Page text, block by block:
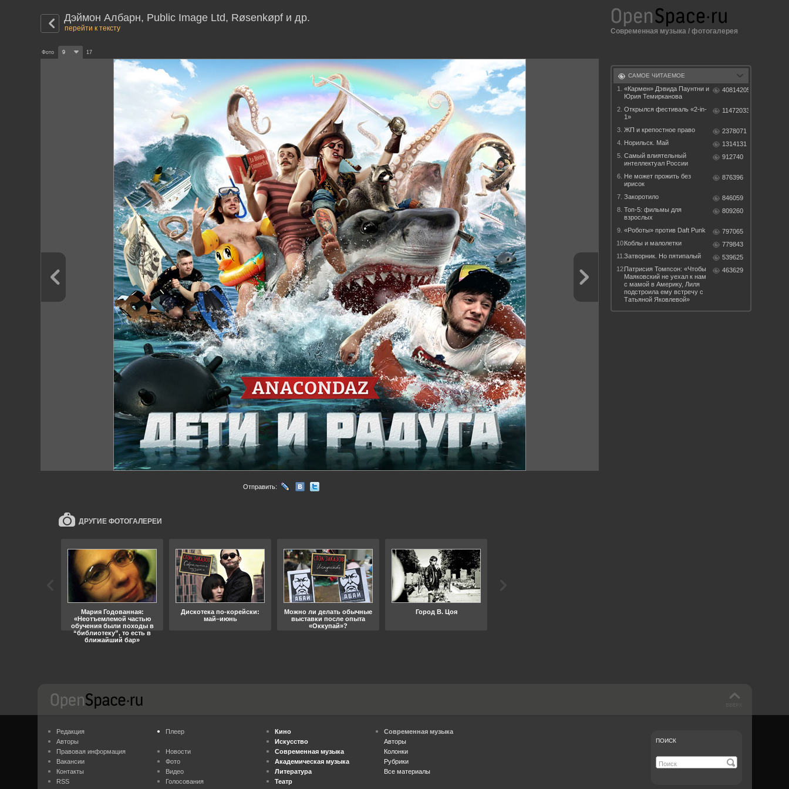
Дэймон Албарн, Public Image Ltd, Røsenkøpf и др.
перейти к тексту
Фото 9 17
Отправить:
ДРУГИЕ ФОТОГАЛЕРЕИ
Мария Годованная:
«Неотъемлемой частью
обучения были походы в
“библиотеку”, то есть в
ближайший бар»
Дискотека по-корейски:
май–июнь
Можно ли делать обычные
выставки после опыта
«Оккупай»?
Город В. Цоя
Современная музыка / фотогалерея
САМОЕ ЧИТАЕМОЕ
1.
«Кармен» Дэвида Паунтни и
Юрия Темирканова
40814205
2. Открылся фестиваль «2-in-
1»
11472033
3. ЖП и крепостное право
2378071
4. Норильск. Май
1314131
5. Самый влиятельный
интеллектуал России
912740
6. Не может прожить без
ирисок
876396
7. Закоротило
846059
8. Топ-5: фильмы для
взрослых
809260
9. «Роботы» против Daft Punk
797065
10.Коблы и малолетки
779843
11.Затворник. Но пятипалый
539625
12.Патрисия Томпсон: «Чтобы
Маяковский не уехал к нам
с мамой в Америку, Лиля
подстроила ему встречу с
Татьяной Яковлевой»
463629
Редакция
Авторы
Правовая информация
Вакансии
Контакты
RSS
Плеер
Новости
Фото
Видео
Голосования
Кино
Искусство
Современная музыка
Академическая музыка
Литература
Театр
Современная музыка
Авторы
Колонки
Рубрики
Все материалы
ПОИСК